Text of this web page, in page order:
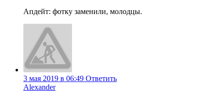
Апдейт: фотку заменили, молодцы.
3 мая 2019 в 06:49 Ответить
Alexander